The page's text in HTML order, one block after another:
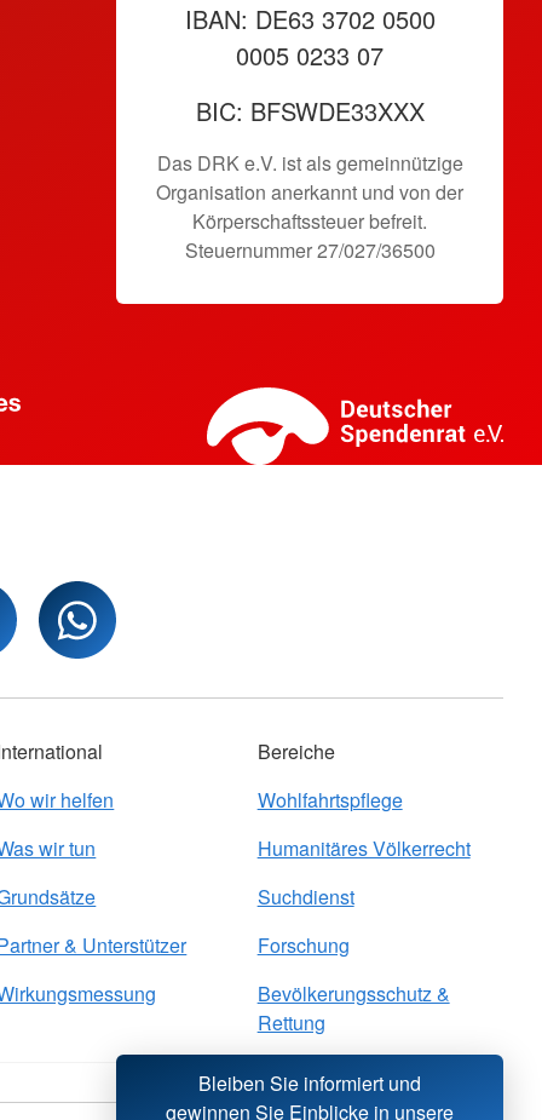
Bleiben Sie informiert und
gewinnen Sie Einblicke in unsere
IBAN: DE63 3702 0500
0005 0233 07
BIC: BFSWDE33XXX
Das DRK e.V. ist als gemeinnützige
Organisation anerkannt und von der
Körperschaftssteuer befreit.
Steuernummer 27/027/36500
wir helfen
wir tun
& Unterstützer
Bereiche
Wohlfahrtspflege
Humanitäres Völkerrecht
Suchdienst
Forschung
Bevölkerungsschutz &
Rettung